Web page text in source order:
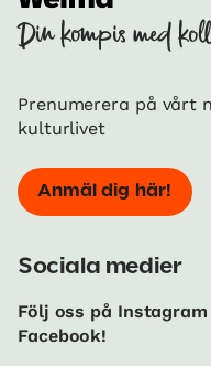
Din kompis med
Prenumerera på vårt
kulturlivet
Anmäl dig här!
Sociala medier
Följ oss på Instagram
Facebook!